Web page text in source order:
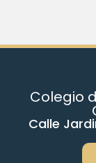
Colegio
Calle